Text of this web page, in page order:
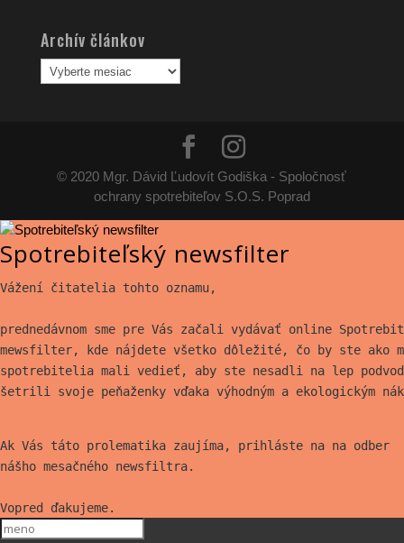
Archív článkov
Archív
článkov
© 2020 Mgr. Dávid Ľudovít Godiška - Spoločnosť
ochrany spotrebiteľov S.O.S. Poprad
Spotrebiteľský newsfilter
Vážení čitatelia tohto oznamu,
prednedávnom sme pre Vás začali vydávať online
mewsfilter, kde nájdete všetko dôležité, čo by ste ako
spotrebitelia mali vedieť, aby ste nesadli na lep
šetrili svoje peňaženky vďaka výhodným a ekologickým
Ak Vás táto prolematika zaujíma, prihláste na na odber
nášho mesačného newsfiltra.
Vopred ďakujeme.